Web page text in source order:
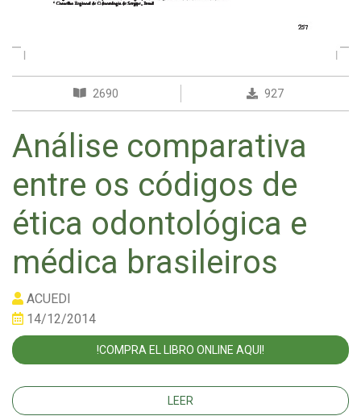
2690 927
Análise comparativa
entre os códigos de
ética odontológica e
médica brasileiros
ACUEDI
14/12/2014
!COMPRA EL LIBRO ONLINE AQUI!
LEER